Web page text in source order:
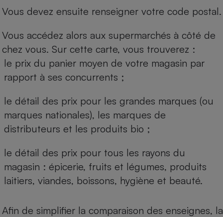
Vous devez ensuite renseigner votre code postal.
Vous accédez alors aux supermarchés à côté de
chez vous. Sur cette carte, vous trouverez :
le prix du panier moyen de votre magasin par
rapport à ses concurrents ;
le détail des prix pour les grandes marques (ou
marques nationales), les marques de
distributeurs et les produits bio ;
le détail des prix pour tous les rayons du
magasin : épicerie, fruits et légumes, produits
laitiers, viandes, boissons, hygiène et beauté.
Afin de simplifier la comparaison des enseignes, la